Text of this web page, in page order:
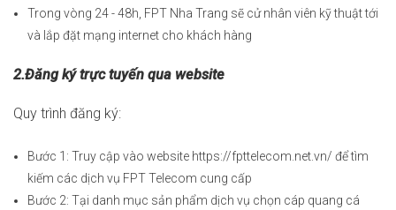
Trong vòng 24 - 48h, FPT Nha Trang sẽ cử nhân viên kỹ thuật tới
và lắp đặt mạng internet cho khách hàng
2.Đăng ký trực tuyến qua website
Quy trình đăng ký:
Bước 1: Truy cập vào website https://fpttelecom.net.vn/ để tìm
kiếm các dịch vụ FPT Telecom cung cấp
Bước 2: Tại danh mục sản phẩm dịch vụ chọn cáp quang cá